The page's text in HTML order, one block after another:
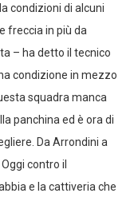
condizioni di alcuni
freccia in più da
– ha detto il tecnico
condizione in mezzo
squadra manca
panchina ed è ora di
Da Arrondini a
contro il
e la cattiveria che